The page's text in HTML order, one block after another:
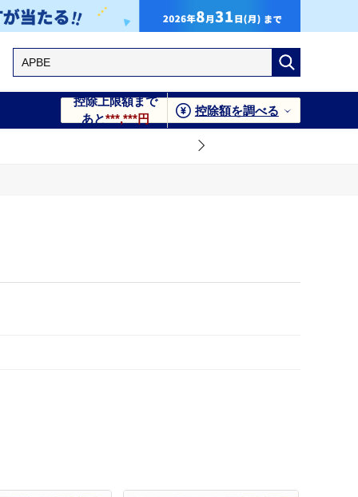
控除上限額まで
あと***,***円
控除額を調べる